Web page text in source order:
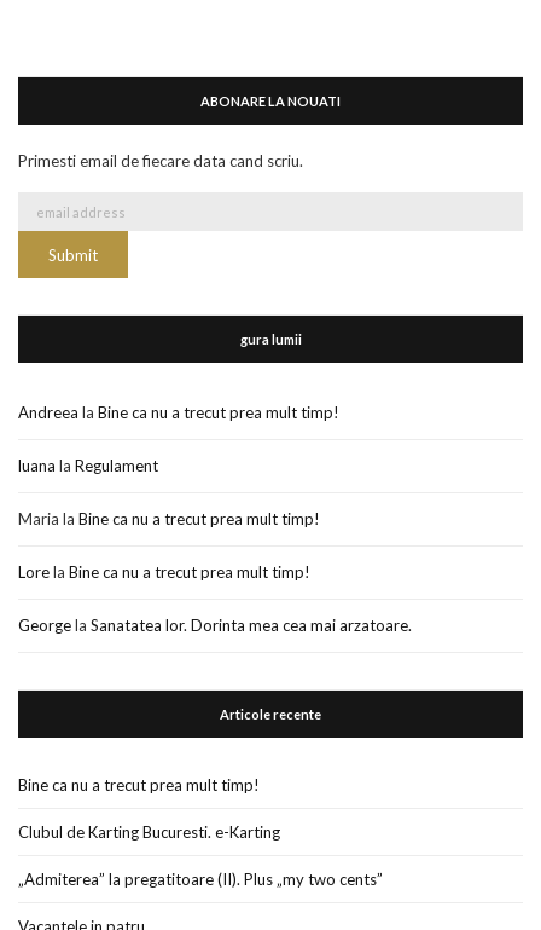
ABONARE LA NOUATI
Primesti email de fiecare data cand scriu.
gura lumii
Andreea la Bine ca nu a trecut prea mult timp!
luana la Regulament
Maria la Bine ca nu a trecut prea mult timp!
Lorela Bine ca nu a trecut prea mult timp!
Georgela Sanatatea lor. Dorinta mea cea mai arzatoare.
Articole recente
Bine ca nu a trecut prea mult timp!
Clubul de Karting Bucuresti. e-Karting
„Admiterea” la pregatitoare (II). Plus „my two cents”